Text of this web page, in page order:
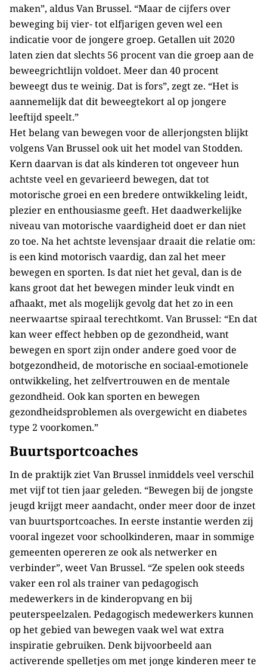
maken”, aldus Van Brussel. “Maar de cijfers over
beweging bij vier- tot elfjarigen geven wel een
indicatie voor de jongere groep. Getallen uit 2020
laten zien dat slechts 56 procent van die groep aan de
beweegrichtlijn voldoet. Meer dan 40 procent
beweegt dus te weinig. Dat is fors”, zegt ze. “Het is
aannemelijk dat dit beweegtekort al op jongere
leeftijd speelt.”
Het belang van bewegen voor de allerjongsten blijkt
volgens Van Brussel ook uit het model van Stodden.
Kern daarvan is dat als kinderen tot ongeveer hun
achtste veel en gevarieerd bewegen, dat tot
motorische groei en een bredere ontwikkeling leidt,
plezier en enthousiasme geeft. Het daadwerkelijke
niveau van motorische vaardigheid doet er dan niet
zo toe. Na het achtste levensjaar draait die relatie om:
is een kind motorisch vaardig, dan zal het meer
bewegen en sporten. Is dat niet het geval, dan is de
kans groot dat het bewegen minder leuk vindt en
afhaakt, met als mogelijk gevolg dat het zo in een
neerwaartse spiraal terechtkomt. Van Brussel: “En dat
kan weer effect hebben op de gezondheid, want
bewegen en sport zijn onder andere goed voor de
botgezondheid, de motorische en sociaal-emotionele
ontwikkeling, het zelfvertrouwen en de mentale
gezondheid. Ook kan sporten en bewegen
gezondheidsproblemen als overgewicht en diabetes
type 2 voorkomen.”
Buurtsportcoaches
In de praktijk ziet Van Brussel inmiddels veel verschil
met vijf tot tien jaar geleden. “Bewegen bij de jongste
jeugd krijgt meer aandacht, onder meer door de inzet
van buurtsportcoaches. In eerste instantie werden zij
vooral ingezet voor schoolkinderen, maar in sommige
gemeenten opereren ze ook als netwerker en
verbinder”, weet Van Brussel. “Ze spelen ook steeds
vaker een rol als trainer van pedagogisch
medewerkers in de kinderopvang en bij
peuterspeelzalen. Pedagogisch medewerkers kunnen
op het gebied van bewegen vaak wel wat extra
inspiratie gebruiken. Denk bijvoorbeeld aan
activerende spelletjes om met jonge kinderen meer te